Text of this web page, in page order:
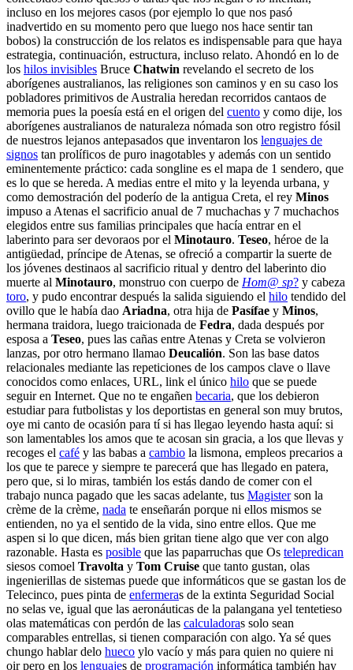
incluso en los mejores casos (por ejemplo lo que nos pasó
inadvertido en su momento pero que luego nos hace sentir tan
bobos) la construcción de los relatos es indispensable para que haya
estrategia, continuación, estructura, incluso relato. Ahondó en lo de
los hilos invisibles Bruce Chatwin revelando el secreto de los
aborígenes australianos, las religiones son caminos y en su caso los
pobladores primitivos de Australia heredan recorridos cantaos de
memoria pues la poesía está en el origen del cuento y como dije, los
aborígenes australianos de naturaleza nómada son otro registro fósil
de nuestros lejanos antepasados que inventaron los lenguajes de
signos tan prolíficos de puro inagotables y además con un sentido
eminentemente práctico: cada songline es el mapa de 1 sendero, que
es lo que se hereda. A medias entre el mito y la leyenda urbana, y
como demostración del poderío de la antigua Creta, el rey Minos
impuso a Atenas el sacrificio anual de 7 muchachas y 7 muchachos
elegidos entre sus familias principales que hacía entrar en el
laberinto para ser devoraos por el Minotauro. Teseo, héroe de la
antigüedad, príncipe de Atenas, se ofreció a compartir la suerte de
los jóvenes destinaos al sacrificio ritual y dentro del laberinto dio
muerte al Minotauro, monstruo con cuerpo de Hom@ sp? y cabeza
toro, y pudo encontrar después la salida siguiendo el hilo tendido del
ovillo que le había dao Ariadna, otra hija de Pasífae y Minos,
hermana traidora, luego traicionada de Fedra, dada después por
esposa a Teseo, pues las cañas entre Atenas y Creta se volvieron
lanzas, por otro hermano llamao Deucalión. Son las base datos
relacionales mediante las repeticiones de los campos clave o llave
conocidos como enlaces, URL, link el único hilo que se puede
seguir en Internet. Que no te engañen becaria, que los debieron
estudiar para futbolistas y los deportistas en general son muy brutos,
oye mi canto de ocasión para tí si has llegao leyendo hasta aquí: si
son lamentables los amos que te acosan sin gracia, a los que llevas y
recoges el café y las babas a cambio la lismona, empleos precarios a
los que te parece y siempre te parecerá que has llegado en patera,
pero que, si lo miras, también los estás dando de comer con el
trabajo nunca pagado que les sacas adelante, tus Magisterson la
crème de la crème, nada te enseñarán porque ni ellos mismos se
entienden, no ya el sentido de la vida, sino entre ellos. Que me
aspen si lo que dicen, más bien gritan tiene algo que ver con algo
razonable. Hasta es posible que las paparruchas que Os telepredican
siesos comoel Travolta y Tom Cruise que tanto gustan, olas
ingenierillas de sistemas puede que informáticos que se gastan los de
Telecinco, pues pinta de enfermeras de la extinta Seguridad Social
no selas ve, igual que las aeronáuticas de la palangana yel tentetieso
olas matemáticas con perdón de las calculadoras solo sean
comparables entrellas, si tienen comparación con algo. Ya sé ques
chungo hablar delo hueco ylo vacío y más para quien no quiere ni
oir pero en los lenguajes de programación informática también hay